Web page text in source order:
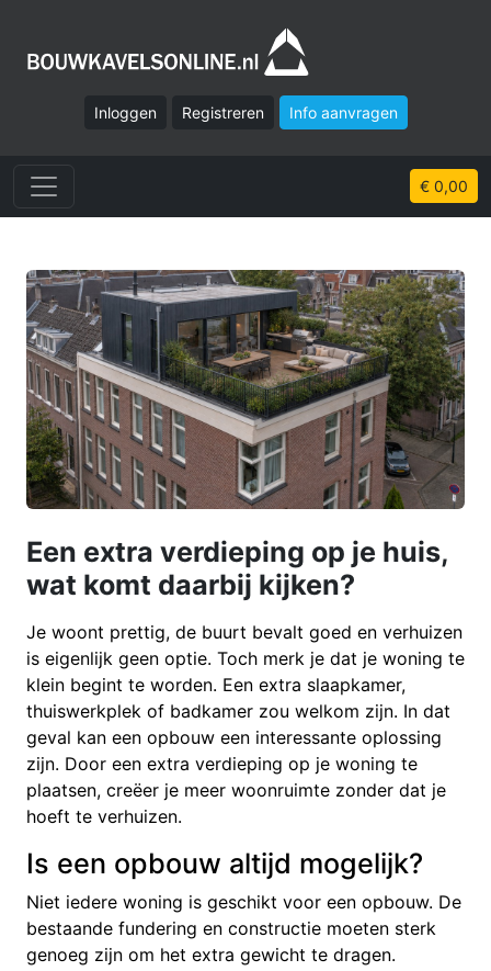
Inloggen Registreren Info aanvragen
€ 0,00
Een extra verdieping op je huis,
wat komt daarbij kijken?
Je woont prettig, de buurt bevalt goed en verhuizen
is eigenlijk geen optie. Toch merk je dat je woning te
klein begint te worden. Een extra slaapkamer,
thuiswerkplek of badkamer zou welkom zijn. In dat
geval kan een opbouw een interessante oplossing
zijn. Door een extra verdieping op je woning te
plaatsen, creëer je meer woonruimte zonder dat je
hoeft te verhuizen.
Is een opbouw altijd mogelijk?
Niet iedere woning is geschikt voor een opbouw. De
bestaande fundering en constructie moeten sterk
genoeg zijn om het extra gewicht te dragen.